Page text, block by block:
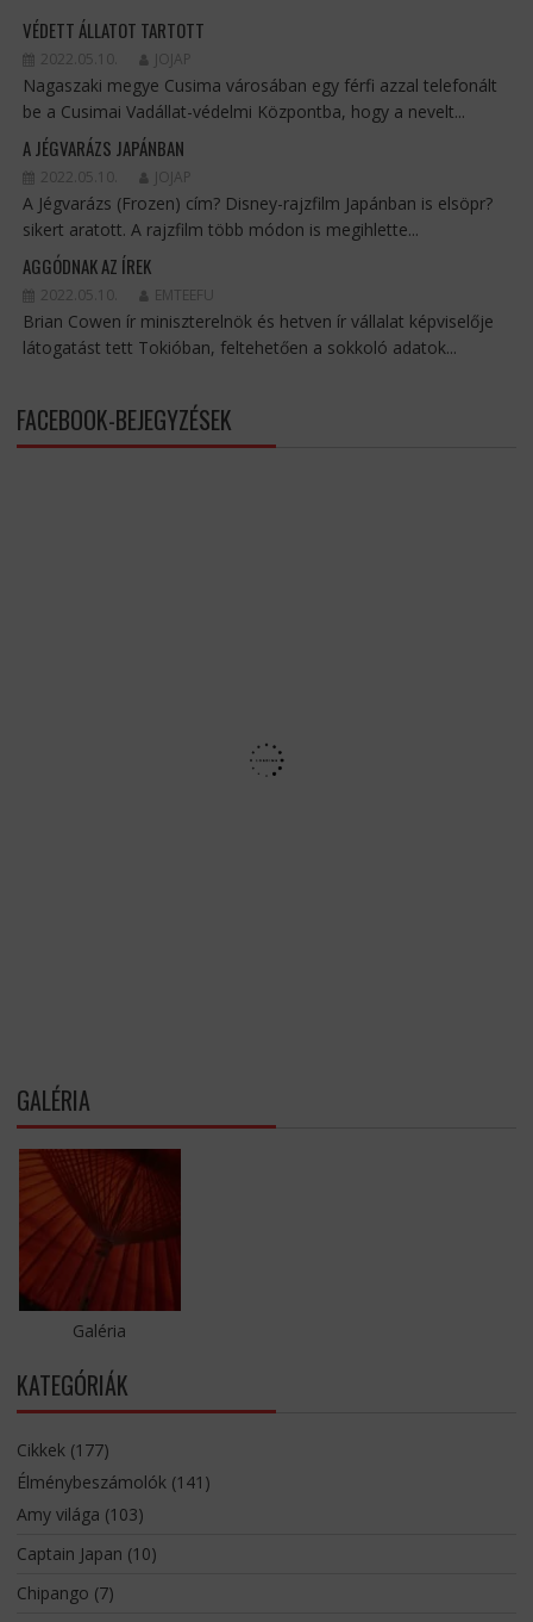
VÉDETT ÁLLATOT TARTOTT
2022.05.10. JOJAP
Nagaszaki megye Cusima városában egy férfi azzal telefonált
be a Cusimai Vadállat-védelmi Központba, hogy a nevelt...
A JÉGVARÁZS JAPÁNBAN
2022.05.10. JOJAP
A Jégvarázs (Frozen) cím? Disney-rajzfilm Japánban is elsöpr?
sikert aratott. A rajzfilm több módon is megihlette...
AGGÓDNAK AZ ÍREK
2022.05.10. EMTEEFU
Brian Cowen ír miniszterelnök és hetven ír vállalat képviselője
látogatást tett Tokióban, feltehetően a sokkoló adatok...
FACEBOOK-BEJEGYZÉSEK
GALÉRIA
Galéria
KATEGÓRIÁK
Cikkek(177)
Élménybeszámolók(141)
Amy világa (103)
Captain Japan (10)
Chipango (7)